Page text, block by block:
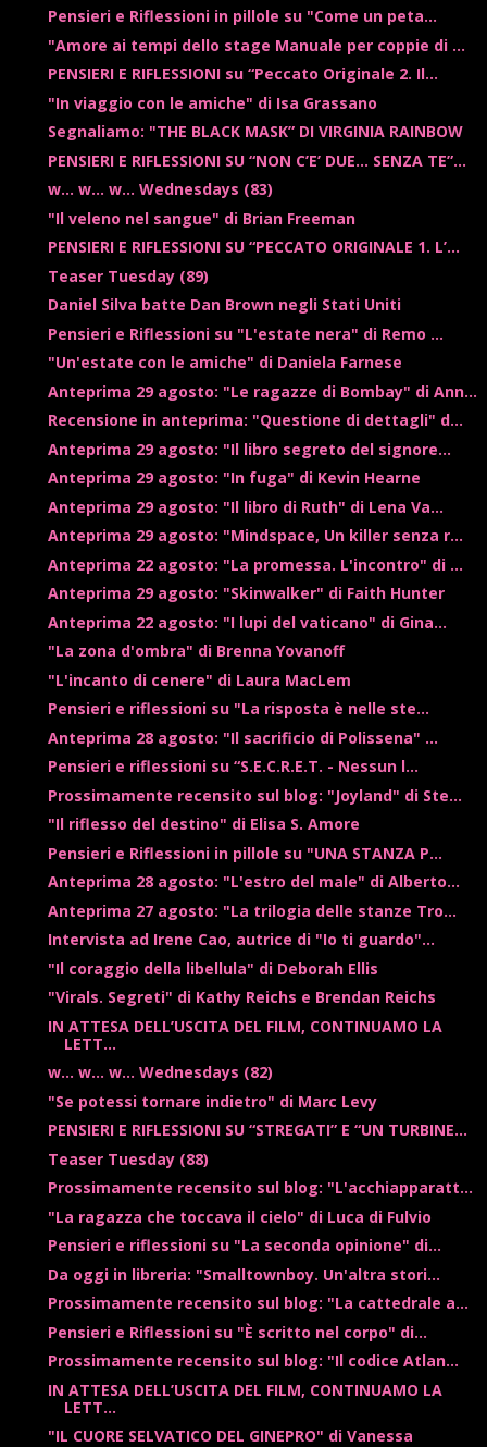
Pensieri e Riflessioni in pillole su "Come un peta...
"Amore ai tempi dello stage Manuale per coppie di ...
PENSIERI E RIFLESSIONI su “Peccato Originale 2. Il...
"In viaggio con le amiche" di Isa Grassano
Segnaliamo: "THE BLACK MASK” DI VIRGINIA RAINBOW
PENSIERI E RIFLESSIONI SU “NON C’E’ DUE… SENZA TE”...
w... w... w... Wednesdays (83)
"Il veleno nel sangue" di Brian Freeman
PENSIERI E RIFLESSIONI SU “PECCATO ORIGINALE 1. L’...
Teaser Tuesday (89)
Daniel Silva batte Dan Brown negli Stati Uniti
Pensieri e Riflessioni su "L'estate nera" di Remo ...
"Un'estate con le amiche" di Daniela Farnese
Anteprima 29 agosto: "Le ragazze di Bombay" di Ann...
Recensione in anteprima: "Questione di dettagli" d...
Anteprima 29 agosto: "Il libro segreto del signore...
Anteprima 29 agosto: "In fuga" di Kevin Hearne
Anteprima 29 agosto: "Il libro di Ruth" di Lena Va...
Anteprima 29 agosto: "Mindspace, Un killer senza r...
Anteprima 22 agosto: "La promessa. L'incontro" di ...
Anteprima 29 agosto: "Skinwalker" di Faith Hunter
Anteprima 22 agosto: "I lupi del vaticano" di Gina...
"La zona d'ombra" di Brenna Yovanoff
"L'incanto di cenere" di Laura MacLem
Pensieri e riflessioni su "La risposta è nelle ste...
Anteprima 28 agosto: "Il sacrificio di Polissena" ...
Pensieri e riflessioni su “S.E.C.R.E.T. - Nessun l...
Prossimamente recensito sul blog: "Joyland" di Ste...
"Il riflesso del destino" di Elisa S. Amore
Pensieri e Riflessioni in pillole su "UNA STANZA P...
Anteprima 28 agosto: "L'estro del male" di Alberto...
Anteprima 27 agosto: "La trilogia delle stanze Tro...
Intervista ad Irene Cao, autrice di "Io ti guardo"...
"Il coraggio della libellula" di Deborah Ellis
"Virals. Segreti" di Kathy Reichs e Brendan Reichs
IN ATTESA DELL’USCITA DEL FILM, CONTINUAMO LA
LETT...
w... w... w... Wednesdays (82)
"Se potessi tornare indietro" di Marc Levy
PENSIERI E RIFLESSIONI SU “STREGATI” E “UN TURBINE...
Teaser Tuesday (88)
Prossimamente recensito sul blog: "L'acchiapparatt...
"La ragazza che toccava il cielo" di Luca di Fulvio
Pensieri e riflessioni su "La seconda opinione" di...
Da oggi in libreria: "Smalltownboy. Un'altra stori...
Prossimamente recensito sul blog: "La cattedrale a...
Pensieri e Riflessioni su "È scritto nel corpo" di...
Prossimamente recensito sul blog: "Il codice Atlan...
IN ATTESA DELL’USCITA DEL FILM, CONTINUAMO LA
LETT...
"IL CUORE SELVATICO DEL GINEPRO" di Vanessa